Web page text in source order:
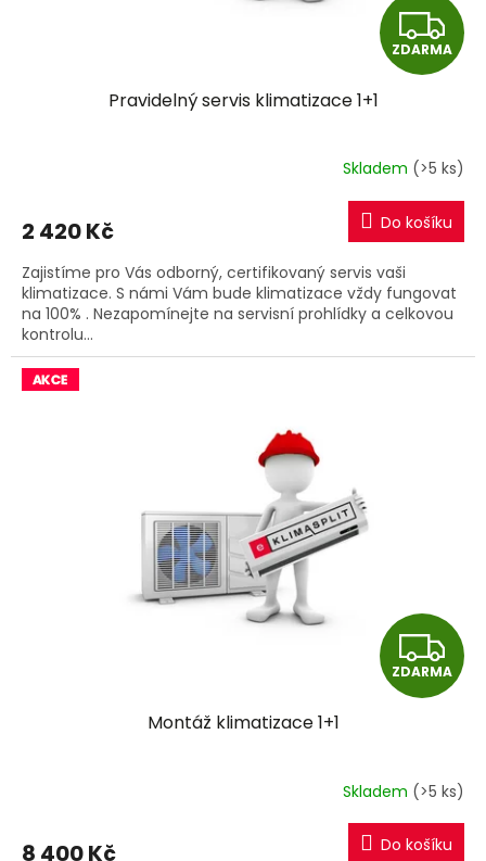
Z
D
R
M
A
ZDARMA
Pravidelný servis klimatizace 1+1
Skladem (>5 ks)
2 420 Kč Do košíku
Zajistíme pro Vás odborný, certifikovaný servis vaši
klimatizace. S námi Vám bude klimatizace vždy fungovat
na 100% . Nezapomínejte na servisní prohlídky a celkovou
kontrolu...
Z
D
R
M
ZDARMA
Montáž klimatizace 1+1
Skladem (>5 ks)
8 400 Kč Do košíku